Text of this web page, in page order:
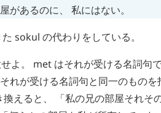
があるのに、 私にはない。
sokul の代わりをしている。
よ。 met はそれが受ける名詞句
れが受ける名詞句と同一のもの
換えると、 「私の兄の部屋それそ